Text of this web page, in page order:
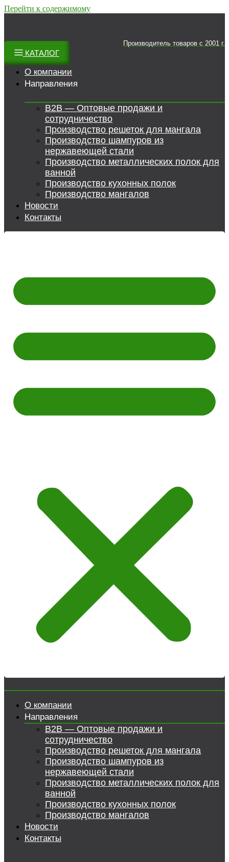
Перейти к содержимому
Производитель товаров c 2001 г.
КАТАЛОГ
О компании
Направления
B2B — Оптовые продажи и
сотрудничество
Производство решеток для мангала
Производство шампуров из
нержавеющей стали
Производство металлических полок для
ванной
Производство кухонных полок
Производство мангалов
Новости
Контакты
О компании
Направления
B2B — Оптовые продажи и
сотрудничество
Производство решеток для мангала
Производство шампуров из
нержавеющей стали
Производство металлических полок для
ванной
Производство кухонных полок
Производство мангалов
Новости
Контакты